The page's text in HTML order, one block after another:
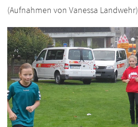
(Aufnahmen von Vanessa Landwehr)